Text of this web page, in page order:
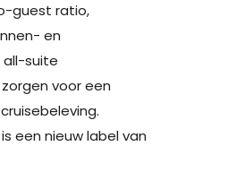
guest ratio,
en
suite
voor een
is een nieuw label van